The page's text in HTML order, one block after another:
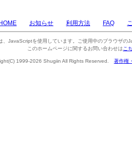
HOME お知らせ 利用方法 FAQ
、JavaScriptを使用しています。ご使用中のブラウザの
このホームページに関するお問い合わせは こ
1999-2026 Shugiin All Rights Reserved. 著作権